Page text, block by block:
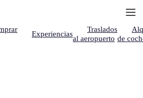
Experiencias
Traslados
al aeropuerto de